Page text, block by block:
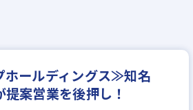
ールディングス≫知名
案営業を後押し！